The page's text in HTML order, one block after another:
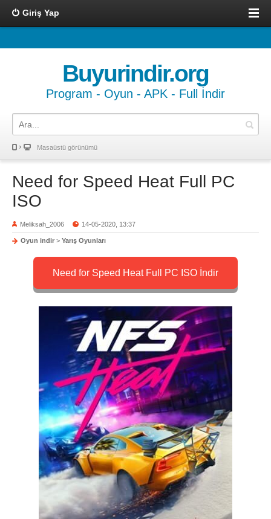
Giriş Yap
Buyurindir.org
Program - Oyun - APK - Full İndir
Masaüstü görünümü
Need for Speed Heat Full PC
ISO
Meliksah_2006 14-05-2020, 13:37
Oyun indir > Yarış Oyunları
Need for Speed Heat Full PC ISO İndir